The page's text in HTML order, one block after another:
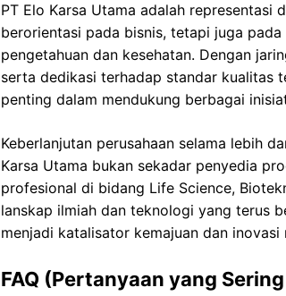
PT Elo Karsa Utama adalah representasi
berorientasi pada bisnis, tetapi juga
pengetahuan dan kesehatan. Dengan
serta dedikasi terhadap standar kualitas
penting dalam mendukung berbagai
Keberlanjutan perusahaan selama lebih
Karsa Utama bukan sekadar penyedia
profesional di bidang Life Science,
lanskap ilmiah dan teknologi yang terus
menjadi katalisator kemajuan dan inovasi
FAQ (Pertanyaan yang